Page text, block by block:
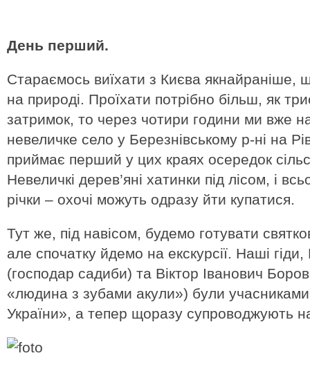
День перший.
Стараємось виїхати з Києва якнайраніше,
на природі. Проїхати потрібно більш, як
затримок, то через чотири години ми вже
невеличке село у Березнівському р-ні на
приймає перший у цих краях осередок
Невеличкі дерев’яні хатинки під лісом, і
річки – охочі можуть одразу йти купатися.
Тут же, під навісом, будемо готувати
але спочатку йдемо на екскурсії. Наші
(господар садиби) та Віктор Іванович
«людина з зубами акули») були учасниками
України», а тепер щоразу супроводжують